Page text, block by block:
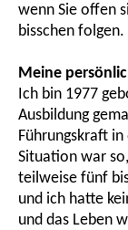
wenn Sie offen
bisschen folgen.
Meine
Ich bin 1977
Ausbildung
Führungskraft
Situation war
teilweise fünf
und ich hatte
und das Leben